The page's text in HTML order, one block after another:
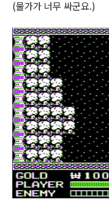
(물가가 너무 싸군요.)